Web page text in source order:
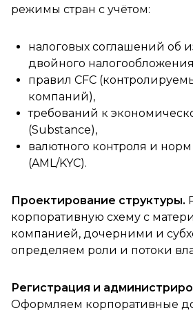
режимы стран с учётом:
налоговых соглашений об
двойного
правил CFC
компаний),
требований к
(Substance),
валютного контроля и
(AML/KYC).
Проектирование структуры.
корпоративную схему с
компанией, дочерними и
определяем роли и потоки
Регистрация и
Оформляем корпоративные